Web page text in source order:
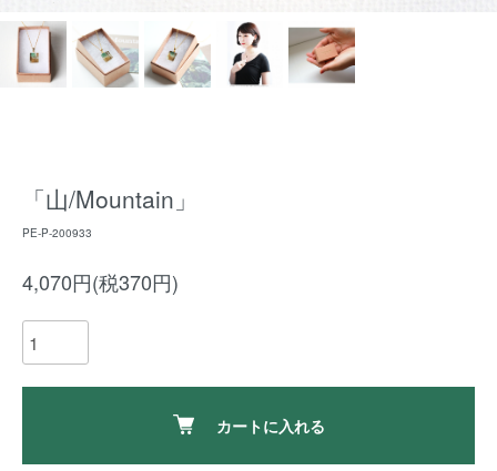
「山/Mountain」
PE-P-200933
4,070円(税370円)
カートに入れる